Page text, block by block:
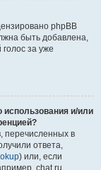
phpBB
быть добавлена,
голос за уже
использования и/или
перечисленных в
ответа,
) или, если
chat.ru,